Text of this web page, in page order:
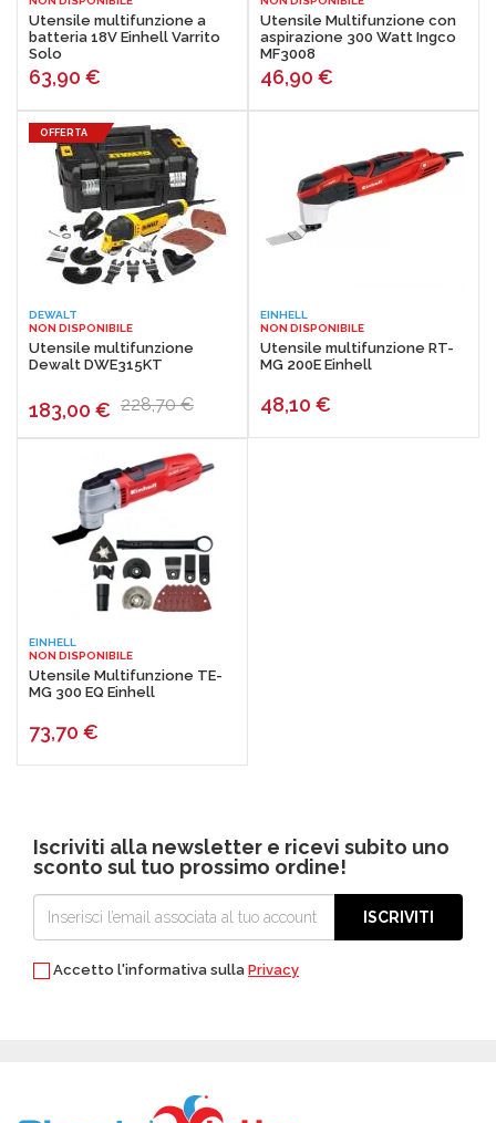
Utensile multifunzione a
batteria 18V Einhell Varrito
Solo
63,90 €
Utensile Multifunzione con
aspirazione 300 Watt Ingco
MF3008
46,90 €
OFFERTA
DEWALT
NON DISPONIBILE
Utensile multifunzione
Dewalt DWE315KT
183,00 € 228,70 €
EINHELL
NON DISPONIBILE
Utensile multifunzione RT-
MG 200E Einhell
48,10 €
EINHELL
NON DISPONIBILE
Utensile Multifunzione TE-
MG 300 EQ Einhell
73,70 €
Iscriviti alla newsletter e ricevi subito uno
sconto sul tuo prossimo ordine!
ISCRIVITI
Accetto l'informativa sulla Privacy